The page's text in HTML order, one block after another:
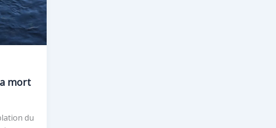
mort
du